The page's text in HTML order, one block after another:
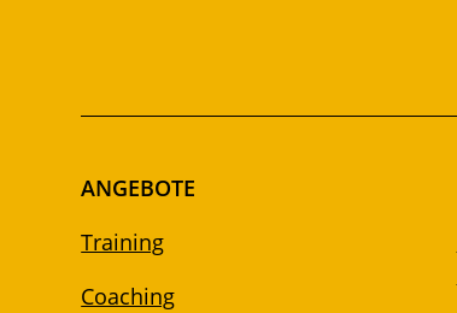
ANGEBOTE
Training
Coaching